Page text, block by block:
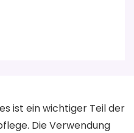
ist ein wichtiger Teil der
Die Verwendung